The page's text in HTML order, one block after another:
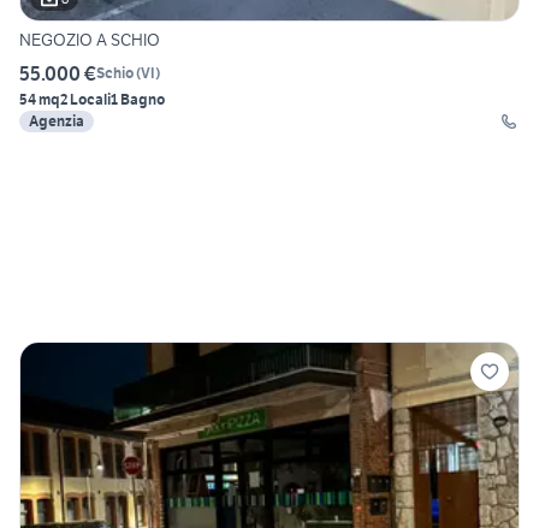
NEGOZIO A SCHIO
55.000 €Schio(VI)
54 mq2 Locali1 Bagno
Agenzia